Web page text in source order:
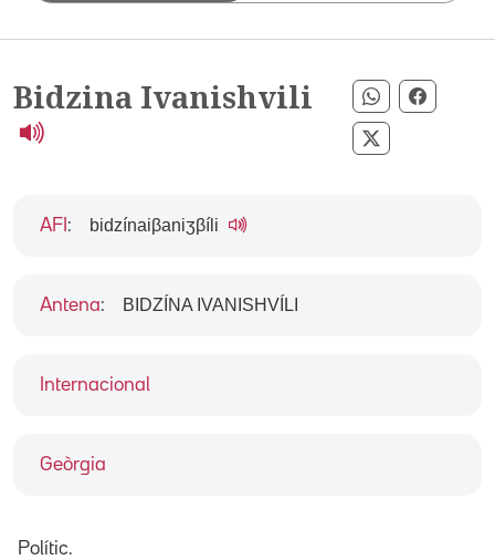
Bidzina Ivanishvili Compartir
Compartir
Internacional
Geòrgia
AFI : bidzínaiβaniʒβíli
Antena: BIDZÍNA IVANISHVÍLI
Polític.